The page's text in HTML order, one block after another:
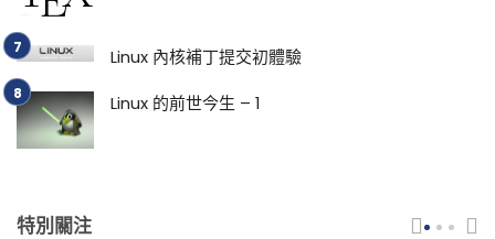
Linux 內核補丁提交初體驗
Linux 的前世今生 – 1
特別關注